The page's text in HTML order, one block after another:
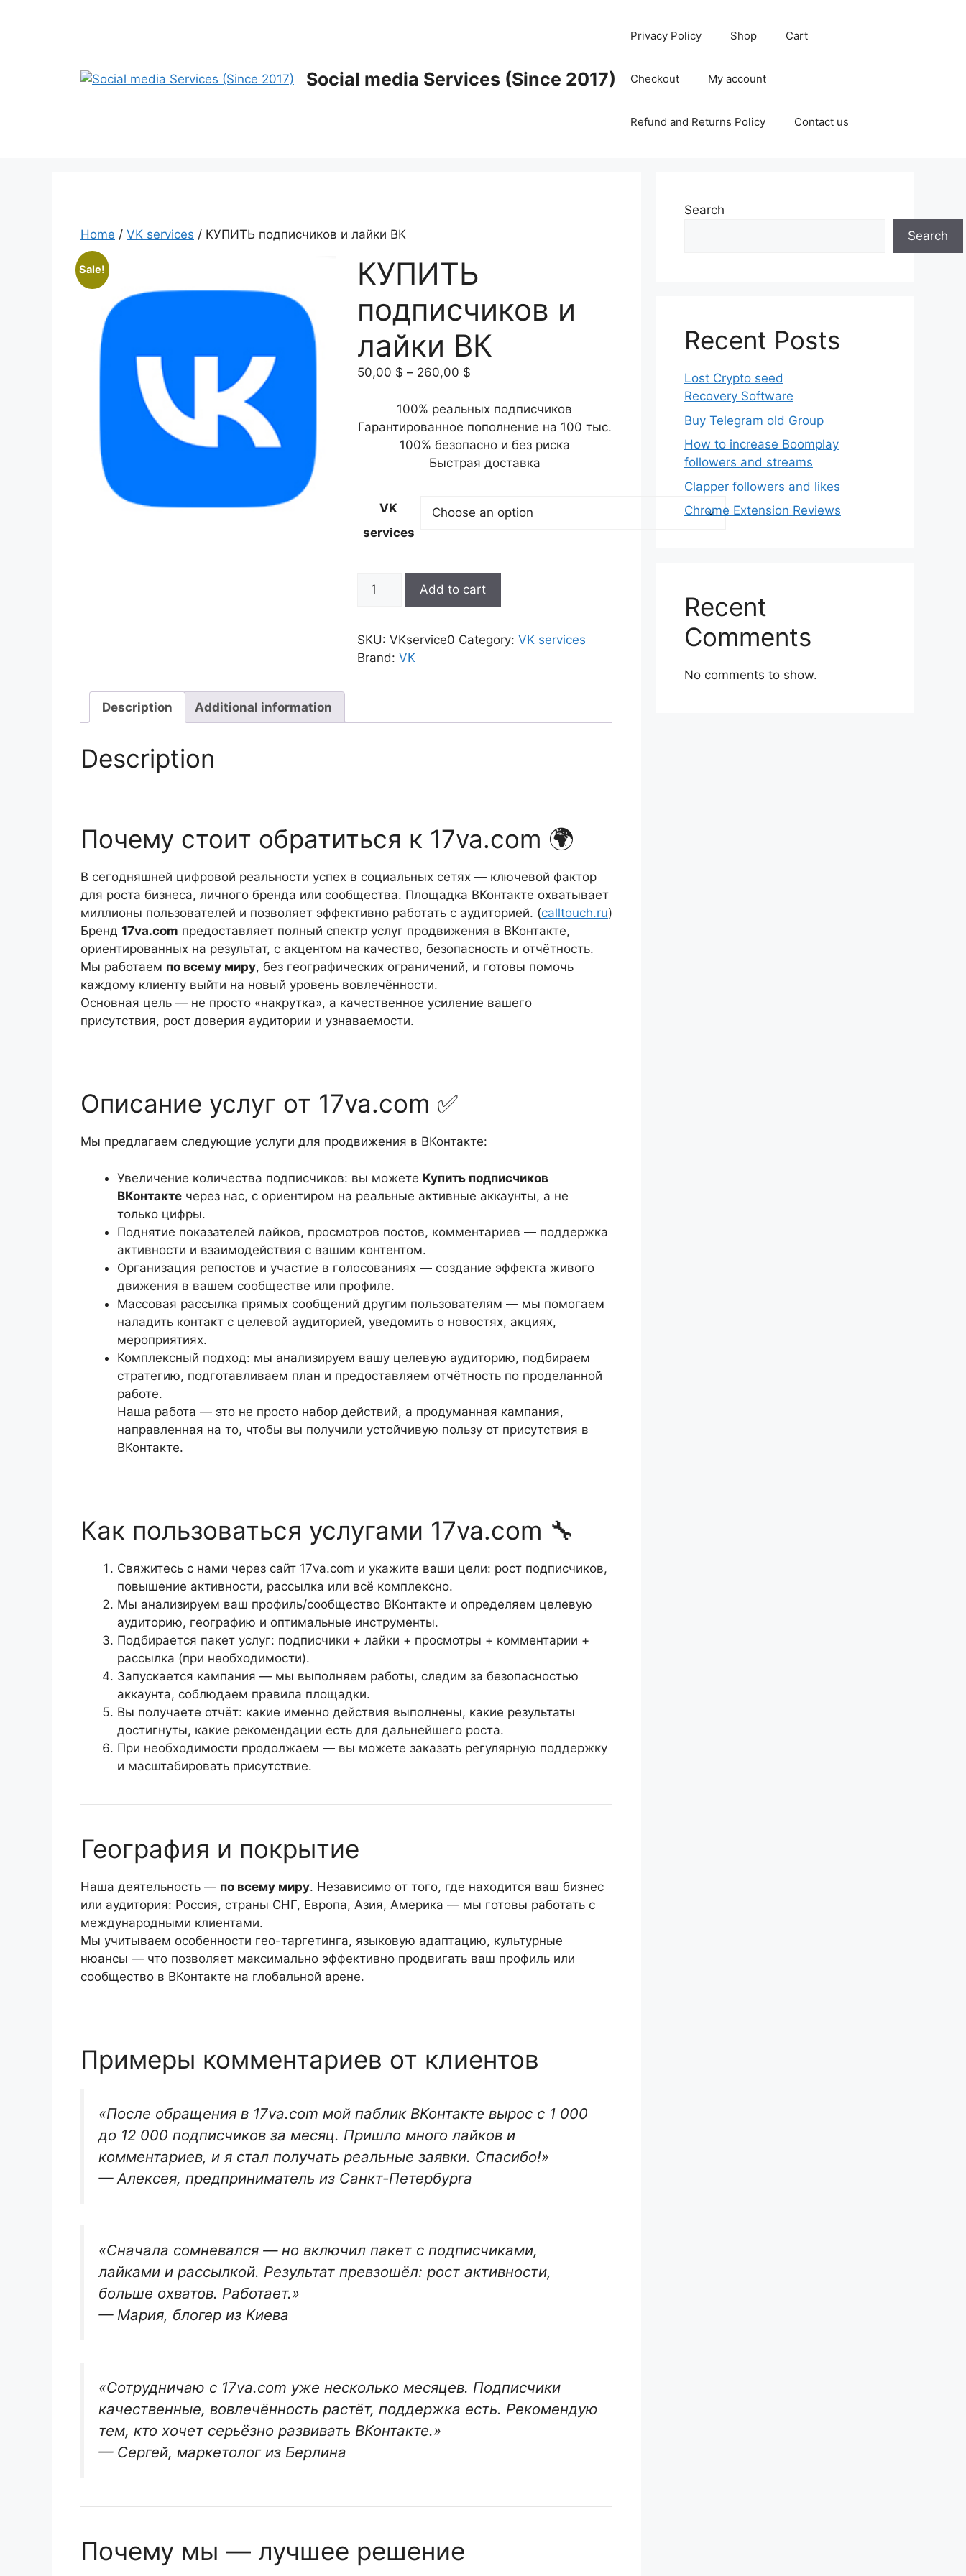
Social media Services (Since 2017)
Privacy Policy Shop Cart
Checkout My account
Refund and Returns Policy Contact us
Home / VK services / КУПИТЬ подписчиков и лайки ВК
Sale!
КУПИТЬ
подписчиков и
лайки ВК
50,00 $ – 260,00 $Price
50,00 $
through
260,00 $
100% реальных подписчиков
Гарантированное пополнение на 100 тыс.
100% безопасно и без риска
Быстрая доставка
VK
services
КУПИТЬ
лайки
ВК
Add to cart
SKU: VKservice0 Category: VK services
Brand: VK
Description Additional information
Description
Почему стоит обратиться к 17va.com 🌍
В сегодняшней цифровой реальности успех в социальных сетях — ключевой фактор
для роста бизнеса, личного бренда или сообщества. Площадка ВКонтакте охватывает
миллионы пользователей и позволяет эффективно работать с аудиторией. (calltouch.ru)
Бренд 17va.com предоставляет полный спектр услуг продвижения в ВКонтакте,
ориентированных на результат, с акцентом на качество, безопасность и отчётность.
Мы работаем по всему миру, без географических ограничений, и готовы помочь
каждому клиенту выйти на новый уровень вовлечённости.
Основная цель — не просто «накрутка», а качественное усиление вашего
присутствия, рост доверия аудитории и узнаваемости.
Описание услуг от 17va.com ✅
Мы предлагаем следующие услуги для продвижения в ВКонтакте:
Увеличение количества подписчиков: вы можете Купить подписчиков
ВКонтакте через нас, с ориентиром на реальные активные аккаунты, а не
только цифры.
Поднятие показателей лайков, просмотров постов, комментариев — поддержка
активности и взаимодействия с вашим контентом.
Организация репостов и участие в голосованиях — создание эффекта живого
движения в вашем сообществе или профиле.
Массовая рассылка прямых сообщений другим пользователям — мы помогаем
наладить контакт с целевой аудиторией, уведомить о новостях, акциях,
мероприятиях.
Комплексный подход: мы анализируем вашу целевую аудиторию, подбираем
стратегию, подготавливаем план и предоставляем отчётность по проделанной
работе.
Наша работа — это не просто набор действий, а продуманная кампания,
направленная на то, чтобы вы получили устойчивую пользу от присутствия в
ВКонтакте.
Как пользоваться услугами 17va.com 🔧
Свяжитесь с нами через сайт 17va.com и укажите ваши цели: рост подписчиков,
повышение активности, рассылка или всё комплексно.
Мы анализируем ваш профиль/сообщество ВКонтакте и определяем целевую
аудиторию, географию и оптимальные инструменты.
Подбирается пакет услуг: подписчики + лайки + просмотры + комментарии +
рассылка (при необходимости).
Запускается кампания — мы выполняем работы, следим за безопасностью
аккаунта, соблюдаем правила площадки.
Вы получаете отчёт: какие именно действия выполнены, какие результаты
достигнуты, какие рекомендации есть для дальнейшего роста.
При необходимости продолжаем — вы можете заказать регулярную поддержку
и масштабировать присутствие.
География и покрытие
Наша деятельность — по всему миру. Независимо от того, где находится ваш бизнес
или аудитория: Россия, страны СНГ, Европа, Азия, Америка — мы готовы работать с
международными клиентами.
Мы учитываем особенности гео-таргетинга, языковую адаптацию, культурные
нюансы — что позволяет максимально эффективно продвигать ваш профиль или
сообщество в ВКонтакте на глобальной арене.
Примеры комментариев от клиентов
«После обращения в 17va.com мой паблик ВКонтакте вырос с 1 000
до 12 000 подписчиков за месяц. Пришло много лайков и
комментариев, и я стал получать реальные заявки. Спасибо!»
— Алексея, предприниматель из Санкт-Петербурга
«Сначала сомневался — но включил пакет с подписчиками,
лайками и рассылкой. Результат превзошёл: рост активности,
больше охватов. Работает.»
— Мария, блогер из Киева
«Сотрудничаю с 17va.com уже несколько месяцев. Подписчики
качественные, вовлечённость растёт, поддержка есть. Рекомендую
тем, кто хочет серьёзно развивать ВКонтакте.»
— Сергей, маркетолог из Берлина
Почему мы — лучшее решение
Search
Search
Recent Posts
Lost Crypto seed
Recovery Software
Buy Telegram old Group
How to increase Boomplay
followers and streams
Clapper followers and likes
Chrome Extension Reviews
Recent
Comments
No comments to show.